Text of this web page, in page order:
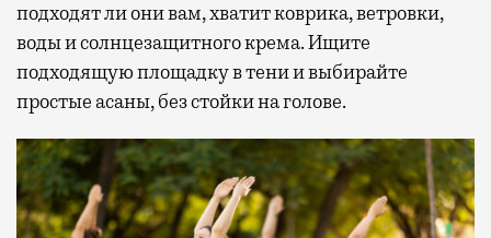
подходят ли они вам, хватит коврика, ветровки,
воды и солнцезащитного крема. Ищите
подходящую площадку в тени и выбирайте
простые асаны, без стойки на голове.